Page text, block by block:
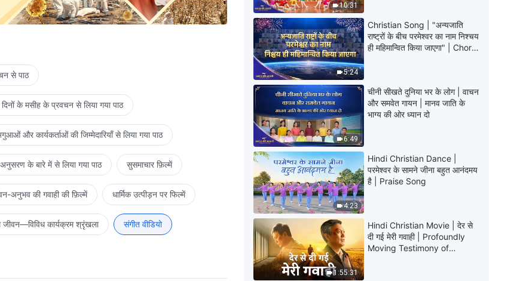
3:48
3:56
Hindi Christian Song | अंत में किसी
का भाग्य कैसा होगा?
5:22
Hindi Christian Song | क्या तुम्हें पता
है स्रोत अनंत जीवन का?
4:15
Hindi Christian Song | जब तुम खोलते
हो अपना हृदय परमेश्वर के लिए
7:22
Hindi Christian Song | जो परमेश्वर
को नहीं जानते वे उसका प्रतिरोध करते हैं
है सत्य और जीवन, जो मानवजाति के बीच सबसे मूल्यवान और सुंदर
से पाठ
के मसीह के प्रवचन से लिया गया पाठ
और कार्यकर्ताओं की जिम्मेदारियाँ से लिया गया पाठ
के बारे में से लिया गया पाठ सुसमाचार फ़िल्में
अनुभव की गवाही की फ़िल्में धार्मिक उत्पीड़न पर फिल्में
जीवन—विविध कार्यक्रम श्रृंखला संगीत वीडियो
10:31
5:24
Christian Song | "अन्यजाति
राष्ट्रों के बीच परमेश्वर का नाम निश्चय
ही महिमान्वित किया जाएगा" | Choral
6:49
चीनी सीखते दुनिया भर के लोग | वाचन
और समवेत गायन | मानव जाति के
भाग्य की ओर ध्यान दो
4:23
Hindi Christian Dance |
परमेश्वर के सामने जीना बहुत आनंदमय
है | Praise Song
1:55:31
Hindi Christian Movie | देर से
दी गई मेरी गवाही | Profoundly
Moving Testimony of